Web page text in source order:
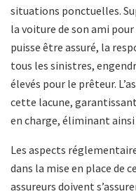
situations ponctuelles.
la voiture de son ami
puisse être assuré, la
tous les sinistres,
élevés pour le prêteur.
cette lacune,
en charge, éliminant
Les aspects
dans la mise en place de
assureurs doivent